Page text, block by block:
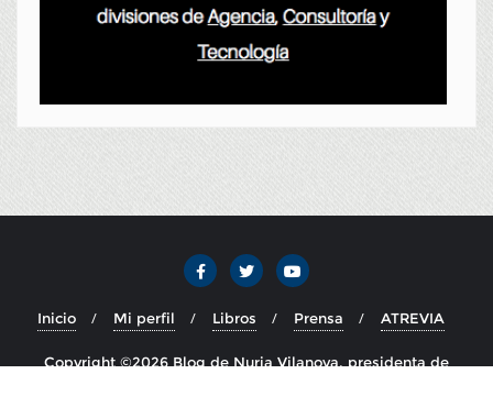
Inicio Mi perfil Libros Prensa ATREVIA
Copyright ©2026 Blog de Nuria Vilanova, presidenta de